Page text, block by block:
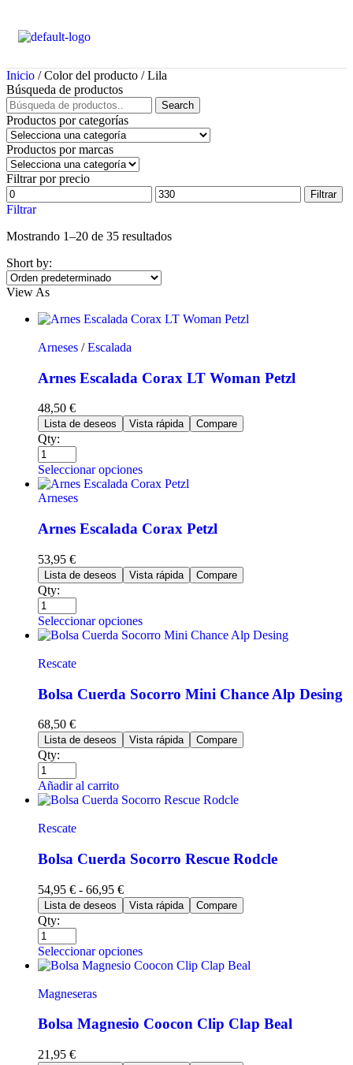
Inicio / Color del producto / Lila
Búsqueda de productos
Search
Productos por categorías
Productos por marcas
Filtrar por precio
Filtrar
Filtrar
Mostrando 1–20 de 35 resultados
Short by:
View As
Arneses /Escalada
Arnes Escalada Corax LT Woman Petzl
48,50 €
Lista de deseos Vista rápida Compare
Qty:
Seleccionar opciones
Arneses
Arnes Escalada Corax Petzl
53,95 €
Lista de deseos Vista rápida Compare
Qty:
Seleccionar opciones
Rescate
Bolsa Cuerda Socorro Mini Chance Alp Desing
68,50 €
Lista de deseos Vista rápida Compare
Qty:
Añadir al carrito
Rescate
Bolsa Cuerda Socorro Rescue Rodcle
54,95 € - 66,95 €
Lista de deseos Vista rápida Compare
Qty:
Seleccionar opciones
Magneseras
Bolsa Magnesio Coocon Clip Clap Beal
21,95 €